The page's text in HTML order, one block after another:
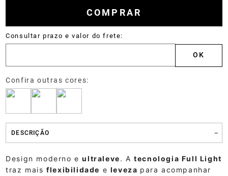
COMPRAR
DESCRIÇÃO
Design moderno eultraleve. Atecnologia Full Light
traz maisflexibilidade e leveza para acompanhar